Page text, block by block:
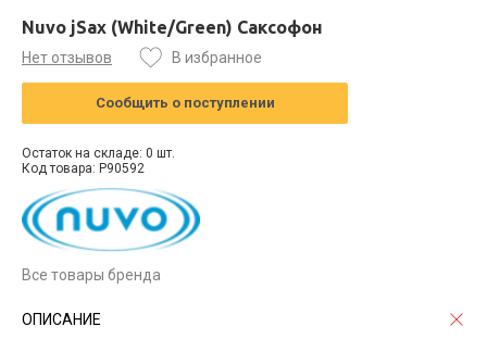
Nuvo jSax (White/Green) Саксофон
Нет отзывов В избранное
Сообщить о поступлении
Остаток на складе: 0 шт.
Код товара: P90592
Все товары бренда
ОПИСАНИЕ